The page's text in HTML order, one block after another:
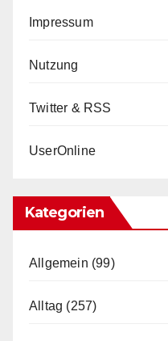
Impressum
Nutzung
Twitter & RSS
UserOnline
Kategorien
Allgemein (99)
Alltag (257)